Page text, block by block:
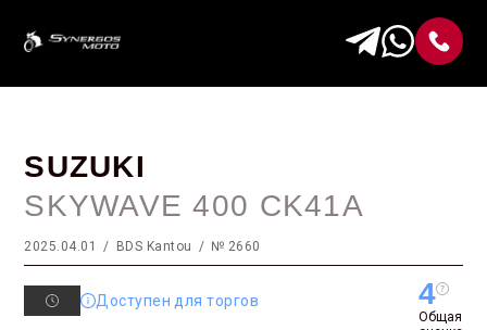
SUZUKI
SKYWAVE 400 CK41A
2025.04.01 BDS Kantou № 2660
Доступен для торгов 4
Общая